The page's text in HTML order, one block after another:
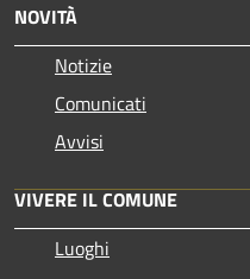
NOVITÀ
Notizie
Comunicati
Avvisi
VIVERE IL COMUNE
Luoghi